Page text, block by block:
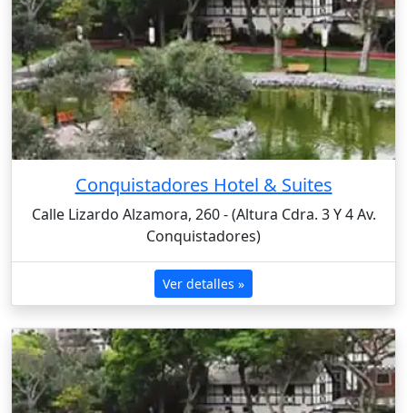
Conquistadores Hotel & Suites
Calle Lizardo Alzamora, 260 - (Altura Cdra. 3 Y 4 Av.
Conquistadores)
Ver detalles »